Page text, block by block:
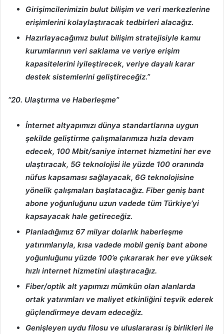
Girişimcilerimizin bulut bilişim ve veri merkezlerine
erişimlerini kolaylaştıracak tedbirleri alacağız.
Hazırlayacağımız bulut bilişim stratejisiyle kamu
kurumlarının veri saklama ve veriye erişim
kapasitelerini iyileştirecek, veriye dayalı karar
destek sistemlerini geliştireceğiz.”
“20. Ulaştırma ve Haberleşme”
İnternet altyapımızı dünya standartlarına uygun
şekilde geliştirme çalışmalarımıza hızla devam
edecek, 100 Mbit/saniye internet hizmetini her eve
ulaştıracak, 5G teknolojisi ile yüzde 100 oranında
nüfus kapsaması sağlayacak, 6G teknolojisine
yönelik çalışmaları başlatacağız. Fiber geniş bant
abone yoğunluğunu uzun vadede tüm Türkiye’yi
kapsayacak hale getireceğiz.
Planladığımız 67 milyar dolarlık haberleşme
yatırımlarıyla, kısa vadede mobil geniş bant abone
yoğunluğunu yüzde 100’e çıkararak her eve yüksek
hızlı internet hizmetini ulaştıracağız.
Fiber/optik alt yapımızı mümkün olan alanlarda
ortak yatırımları ve maliyet etkinliğini teşvik ederek
güçlendirmeye devam edeceğiz.
Genişleyen uydu filosu ve uluslararası iş birlikleri ile